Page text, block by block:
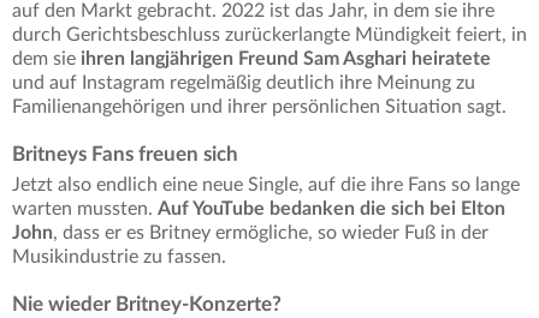
auf den Markt gebracht. 2022 ist das Jahr, in dem sie ihre
durch Gerichtsbeschluss zurückerlangte Mündigkeit feiert, in
dem sie ihren langjährigen Freund Sam Asghari heiratete
und auf Instagram regelmäßig deutlich ihre Meinung zu
Familienangehörigen und ihrer persönlichen Situation sagt.
Britneys Fans freuen sich
Jetzt also endlich eine neue Single, auf die ihre Fans so lange
warten mussten. Auf YouTube bedanken die sich bei Elton
John, dass er es Britney ermögliche, so wieder Fuß in der
Musikindustrie zu fassen.
Nie wieder Britney-Konzerte?